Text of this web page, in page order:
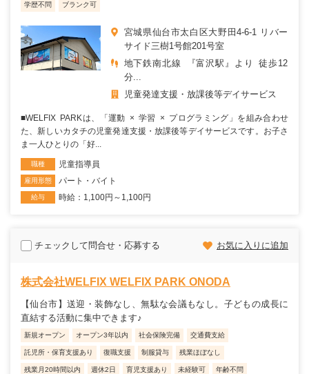
学歴不問 ブランク可
宮城県仙台市太白区大野田4-6-1 リバー
サイド三樹1号館201号室
地下鉄南北線 『富沢駅』より 徒歩12
分...
児童発達支援・放課後等デイサービス
■WELFIX PARKは、「運動 × 学習 × プログラミング」を組み合わせ
た、新しいカタチの児童発達支援・放課後等デイサービスです。お子さ
ま一人ひとりの「好...
職種 児童指導員
雇用形態 パート・バイト
給与 時給：1,100円～1,100円
チェックして問合せ・応募する お気に入りに追加
株式会社WELFIX WELFIX PARK ONODA
【仙台市】送迎・装飾なし、無駄な会議もなし。子どもの成長に
直結する活動に集中できます♪
新規オープン オープン3年以内 社会保険完備 交通費支給
託児所・保育支援あり 復職支援 制服貸与 残業ほぼなし
残業月20時間以内 週休2日 育児支援あり 未経験可 年齢不問